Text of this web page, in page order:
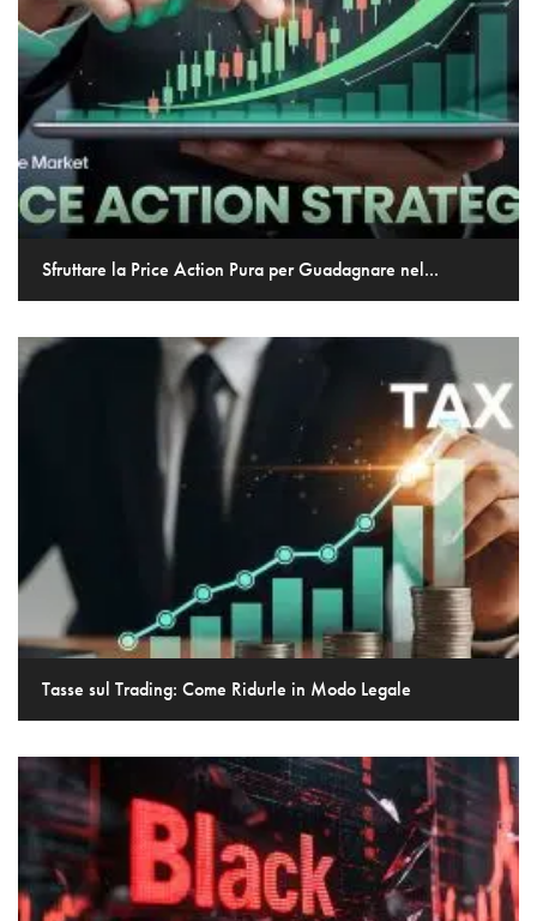
Sfruttare la Price Action Pura per Guadagnare nel...
Tasse sul Trading: Come Ridurle in Modo Legale